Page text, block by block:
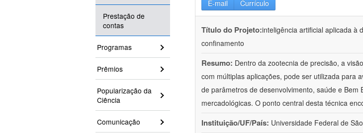
Prestação de
contas
Programas
Prêmios
Popularização da
Ciência
Comunicação
E-mail Currículo
Título do Projeto:inteligência artificial aplicada à
confinamento
Resumo: Dentro da zootecnia de precisão, a
com múltiplas aplicações, pode ser utilizada para
de parâmetros de desenvolvimento, saúde e
mercadológicas. O ponto central desta técnica
Instituição/UF/País: Universidade Federal de